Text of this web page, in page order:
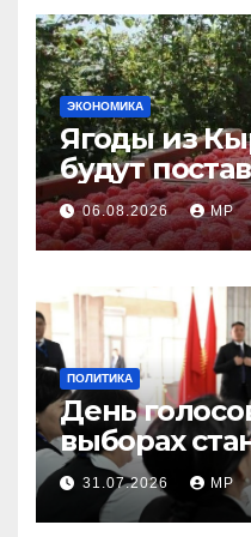
ЭКОНОМИКА
Ягоды из
будут
06.08.2026 MP
ПОЛИТИКА
День
выборах
31.07.2026 MP